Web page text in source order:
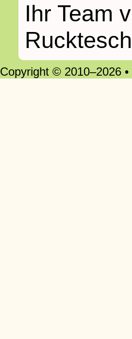
Ihr Team
Copyright © 2010–2026 •